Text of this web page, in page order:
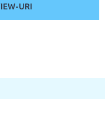
URI